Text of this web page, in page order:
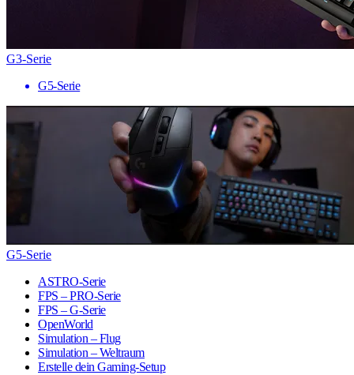
G3-Serie
G5-Serie
G5-Serie
ASTRO-Serie
FPS – PRO-Serie
FPS – G-Serie
OpenWorld
Simulation – Flug
Simulation – Weltraum
Erstelle dein Gaming-Setup